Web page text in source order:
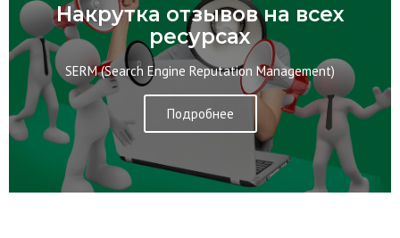
Накрутка отзывов на всех
ресурсах
SERM (Search Engine Reputation Management)
Подробнее